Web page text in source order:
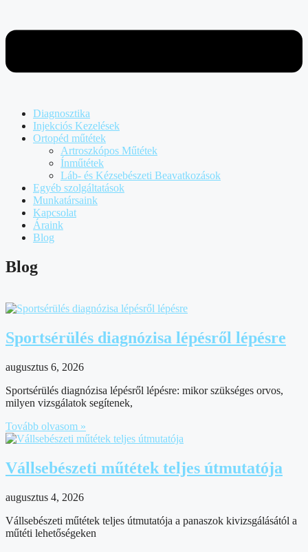
Diagnosztika
Injekciós Kezelések
Ortopéd műtétek
Artroszkópos Műtétek
Ínműtétek
Láb- és Kézsebészeti Beavatkozások
Egyéb szolgáltatások
Munkatársaink
Kapcsolat
Áraink
Blog
Blog
Sportsérülés diagnózisa lépésről lépésre
augusztus 6, 2026
Sportsérülés diagnózisa lépésről lépésre: mikor szükséges orvos,
milyen vizsgálatok segítenek,
Tovább olvasom »
Vállsebészeti műtétek teljes útmutatója
augusztus 4, 2026
Vállsebészeti műtétek teljes útmutatója a panaszok kivizsgálásától a
műtéti lehetőségeken